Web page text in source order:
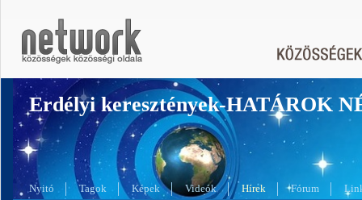
Erdélyi keresztények-HATÁROK
Nyitó Tagok Képek Videók Hírek Fórum